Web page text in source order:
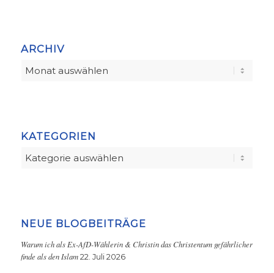
ARCHIV
KATEGORIEN
Kategorien
NEUE BLOGBEITRÄGE
Warum ich als Ex-AfD-Wählerin & Christin das Christentum gefährlicher
finde als den Islam 22. Juli 2026